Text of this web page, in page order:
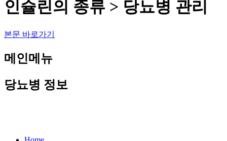
인슐린의 종류 > 당뇨병 관리
본문 바로가기
메인메뉴
당뇨병 정보